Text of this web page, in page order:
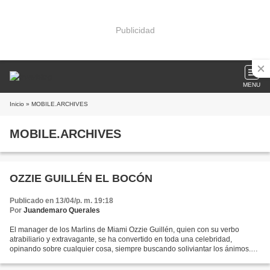
Publicidad
MENU
Inicio » MOBILE.ARCHIVES
MOBILE.ARCHIVES
OZZIE GUILLÉN EL BOCÓN
Publicado en 13/04/p. m. 19:18
Por Juandemaro Querales
El manager de los Marlins de Miami Ozzie Guillén, quien con su verbo
atrabiliario y extravagante, se ha convertido en toda una celebridad,
opinando sobre cualquier cosa, siempre buscando soliviantar los ánimos.